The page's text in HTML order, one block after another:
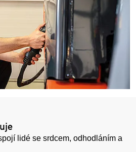
lidé se srdcem, odhodláním a